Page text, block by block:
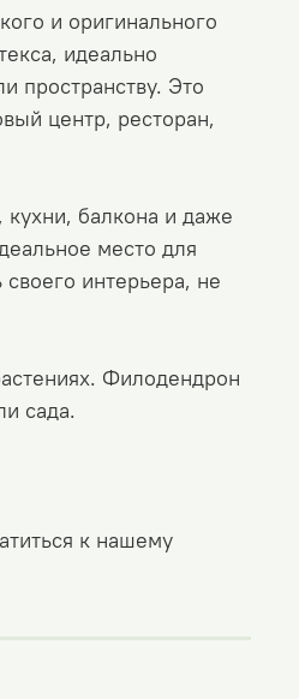
и оригинального
идеально
пространству. Это
центр, ресторан,
балкона и даже
место для
интерьера, не
Филодендрон
сада.
к нашему